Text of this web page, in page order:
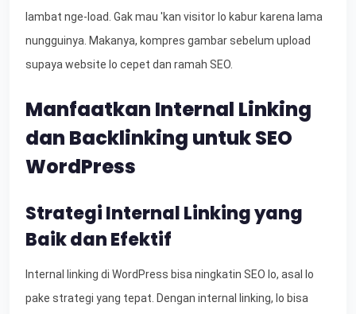
lambat nge-load. Gak mau 'kan visitor lo kabur karena lama
nungguinya. Makanya, kompres gambar sebelum upload
supaya website lo cepet dan ramah SEO.
Manfaatkan Internal Linking
dan Backlinking untuk SEO
WordPress
Strategi Internal Linking yang
Baik dan Efektif
Internal linking di WordPress bisa ningkatin SEO lo, asal lo
pake strategi yang tepat. Dengan internal linking, lo bisa